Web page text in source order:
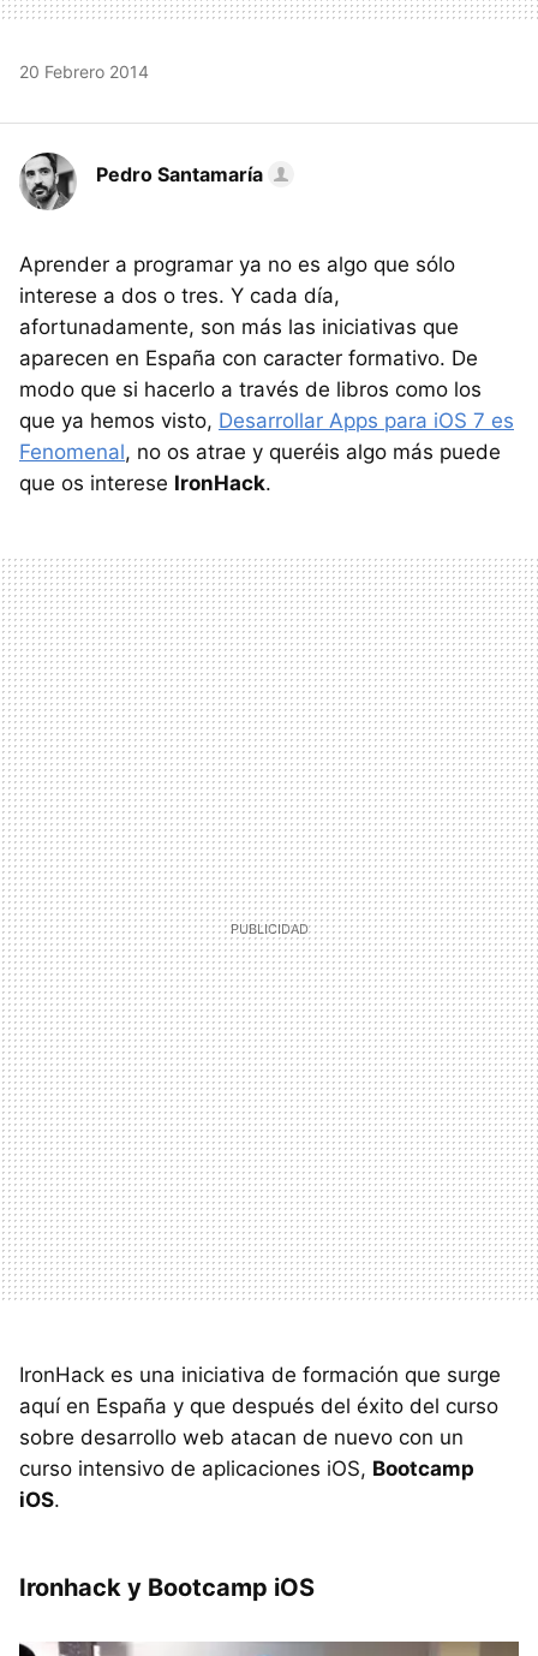
20 Febrero 2014
Pedro Santamaría
Aprender a programar ya no es algo que sólo
interese a dos o tres. Y cada día,
afortunadamente, son más las iniciativas que
aparecen en España con caracter formativo. De
modo que si hacerlo a través de libros como los
que ya hemos visto, Desarrollar Apps para iOS 7 es
Fenomenal, no os atrae y queréis algo más puede
que os interese IronHack.
IronHack es una iniciativa de formación que surge
aquí en España y que después del éxito del curso
sobre desarrollo web atacan de nuevo con un
curso intensivo de aplicaciones iOS, Bootcamp
iOS.
Ironhack y Bootcamp iOS